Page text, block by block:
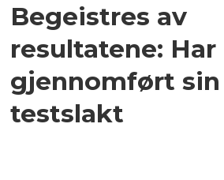
Begeistres av
resultatene: Har
gjennomført
testslakt